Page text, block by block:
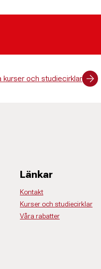
kurser och studiecirklar
Länkar
Kontakt
Kurser och studiecirklar
Våra rabatter